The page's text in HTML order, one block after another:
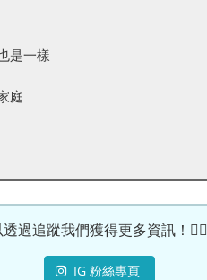
是一樣
庭
過追蹤我們獲得更多資訊！🙆‍♀
IG 粉絲專頁